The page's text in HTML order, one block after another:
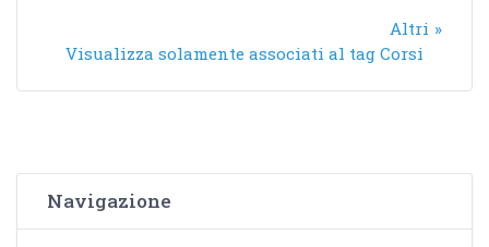
Altri
Visualizza solamente associati al tag Corsi
Navigazione